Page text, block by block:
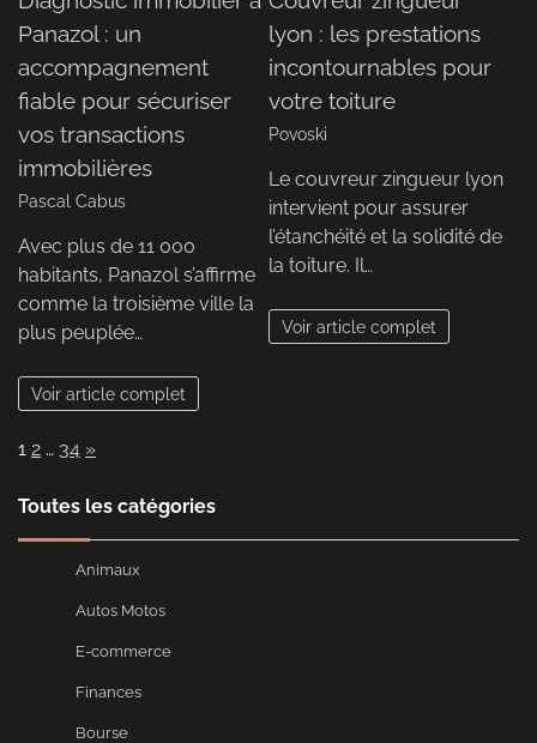
Panazol : un
accompagnement
fiable pour sécuriser
vos transactions
immobilières
Pascal Cabus
Avec plus de 11 000
habitants, Panazol s’affirme
comme la troisième ville la
plus peuplée…
Voir article complet
lyon : les prestations
incontournables pour
votre toiture
Povoski
Le couvreur zingueur lyon
intervient pour assurer
l’étanchéité et la solidité de
la toiture. Il…
Voir article complet
Page:
1 2 … 34 Next
»
Toutes les catégories
Animaux
Autos Motos
E-commerce
Finances
Bourse